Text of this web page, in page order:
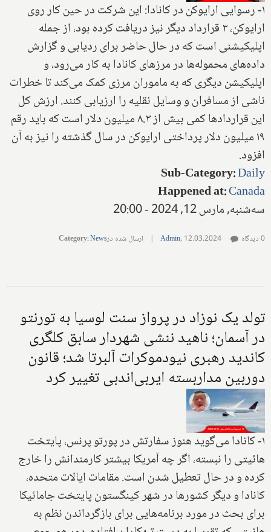
۱- رسوایی ارایوکن در کانادا: این شرکت در حین کار روی
ارایوکن، ۳ قرارداد دیگر نیز دریافت کرده بود، از جمله
اپلیکیشنی است که در حال حاضر برای ردیابی و گزارش
داده‌های محموله‌ها در مرزهای کانادا به کار می‌رود، و
اپلیکیشن دیگری که به ماموران مرزی کمک می‌کند تا خطرات
ناشی از مسافران و وسایل نقلیه را ارزیابی کنند. ارزش کل
این قراردادها کمی بیش از ۸.۳ میلیون دلار است که باید رقم
۱۹ میلیون دلار پرداختی ارایوکن در سال گذشته را نیز به آن
افزود.
Sub-Category:Daily
Happened at:Canada
سه‌شنبه, مارس 12, 2024 - 20:00
Admin, 12.03.2024
| ارسال شده در Category:News 0 دیدگاه
تولد یک نوزاد در پرواز سنت لوسیا به تورنتو
در آسمان؛ ناهید ننشی شهردار سابق کلگری
کاندید رهبری نیودموکرات آلبرتا شد؛ قانون
دوربین مداربسته ایربی‌اندبی تغییر کرد
۱- کانادا می‌گوید هنوز سفارتش در پورتو پرنس، پایتخت
هائیتی را نبسته، اگر چه آمریکا بیشتر کارمندانش را خارج
کرده و در حال تعطیل شدن است. مقامات ایالات متحده،
کانادا و دیگر کشورها در شهر کینگستون پایتخت جامائیکا
برای بحث در مورد برنامه‌هایی برای بازگرداندن نظم به